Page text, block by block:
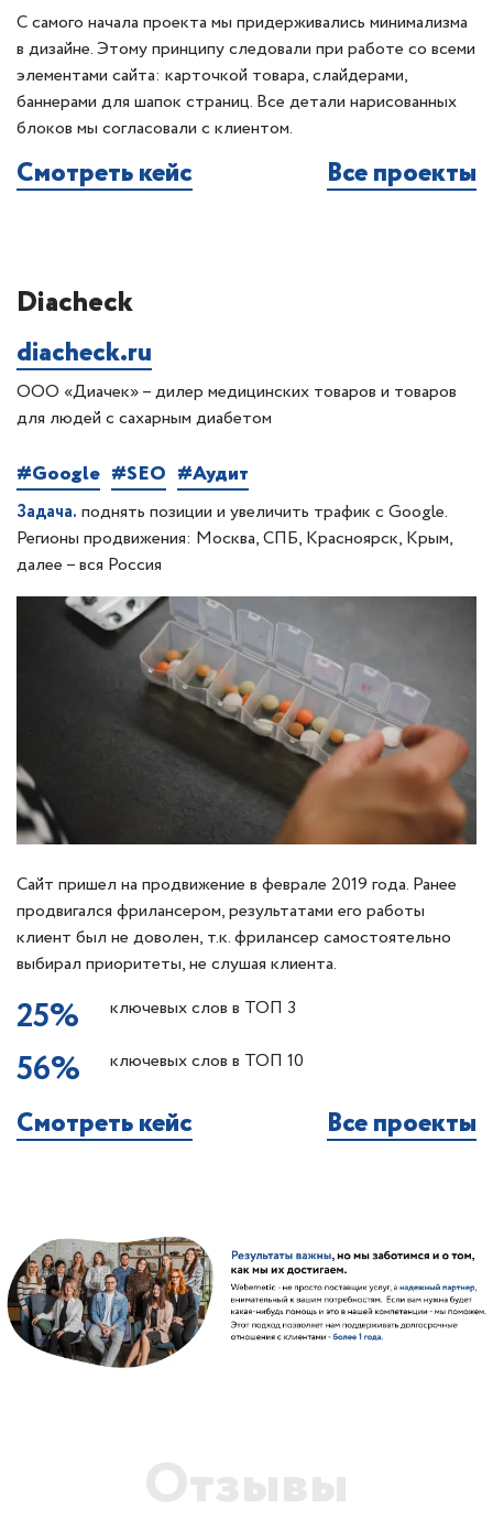
С самого начала проекта мы придерживались минимализма
в дизайне. Этому принципу следовали при работе со всеми
элементами сайта: карточкой товара, слайдерами,
баннерами для шапок страниц. Все детали нарисованных
блоков мы согласовали с клиентом.
Смотреть кейс Все проекты
Diacheck
diacheck.ru
ООО «Диачек» – дилер медицинских товаров и товаров
для людей с сахарным диабетом
#Google #SEO #Аудит
Задача. поднять позиции и увеличить трафик с Google.
Регионы продвижения: Москва, СПБ, Красноярск, Крым,
далее – вся Россия
Сайт пришел на продвижение в феврале 2019 года. Ранее
продвигался фрилансером, результатами его работы
клиент был не доволен, т.к. фрилансер самостоятельно
выбирал приоритеты, не слушая клиента.
25% ключевых слов в ТОП 3
56% ключевых слов в ТОП 10
Смотреть кейс Все проекты